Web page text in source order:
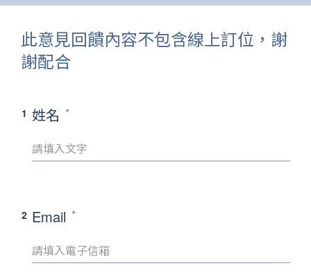
此意見回饋內容不包含線上訂位，謝
謝配合
1 姓名
2 Email